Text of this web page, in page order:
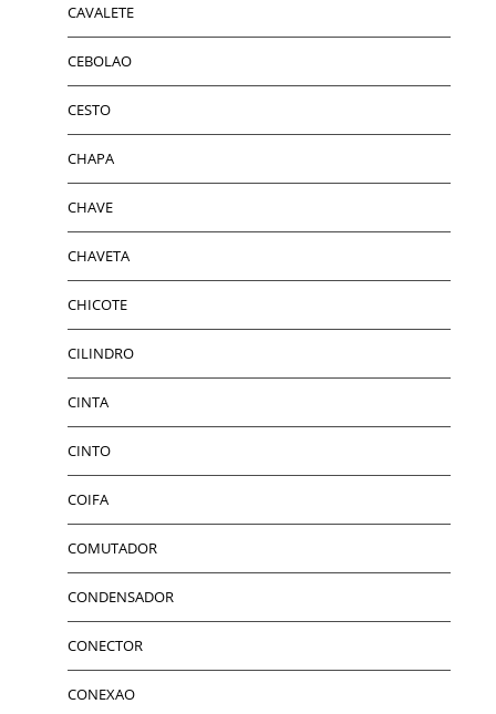
CAVALETE
CEBOLAO
CESTO
CHAPA
CHAVE
CHAVETA
CHICOTE
CILINDRO
CINTA
CINTO
COIFA
COMUTADOR
CONDENSADOR
CONECTOR
CONEXAO